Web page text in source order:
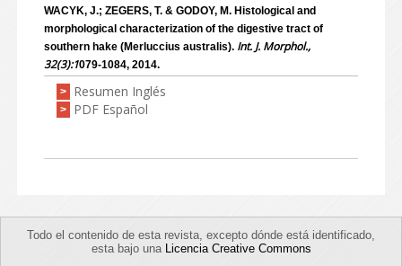
WACYK, J.; ZEGERS, T. & GODOY, M. Histological and
morphological characterization of the digestive tract of
southern hake (Merluccius australis). Int. J. Morphol.,
32(3):1079-1084, 2014.
> Resumen Inglés
> PDF Español
Todo el contenido de esta revista, excepto dónde está identificado,
esta bajo una Licencia Creative Commons